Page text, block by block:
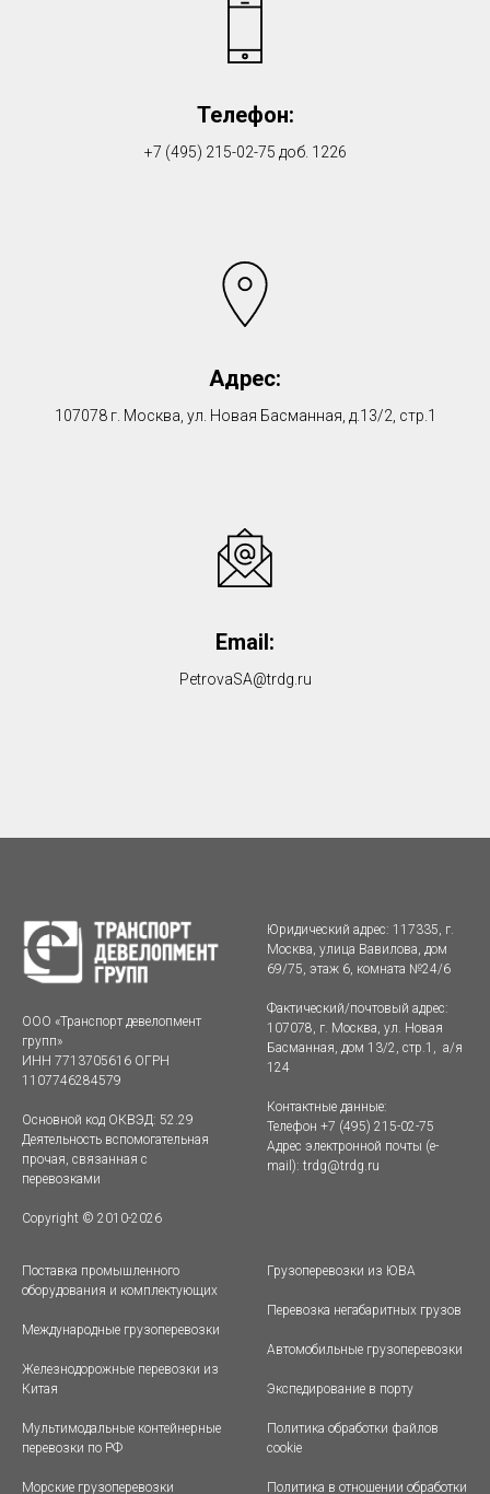
Телефон:
+7 (495) 215-02-75 доб. 1226
Адрес:
107078 г. Москва, ул. Новая Басманная, д.13/2, стр.1
Email:
PetrovaSA@trdg.ru
ООО «Транспорт девелопмент
групп»
ИНН 7713705616 ОГРН
1107746284579
Основной код ОКВЭД: 52.29
Деятельность вспомогательная
прочая, связанная с
перевозками
Copyright © 2010-2026
Юридический адрес: 117335, г.
Москва, улица Вавилова, дом
69/75, этаж 6, комната №24/6
Фактический/почтовый адрес:
107078, г. Москва, ул. Новая
Басманная, дом 13/2, стр.1, а/я
124
Контактные данные:
Телефон +7 (495) 215-02-75
Адрес электронной почты (e-
mail): trdg@trdg.ru
Поставка промышленного
оборудования и комплектующих
Международные грузоперевозки
Железнодорожные перевозки из
Китая
Мультимодальные контейнерные
перевозки по РФ
Морские грузоперевозки
Грузоперевозки из ЮВА
Перевозка негабаритных грузов
Автомобильные грузоперевозки
Экспедирование в порту
Политика обработки файлов
cookie
Политика в отношении обработки